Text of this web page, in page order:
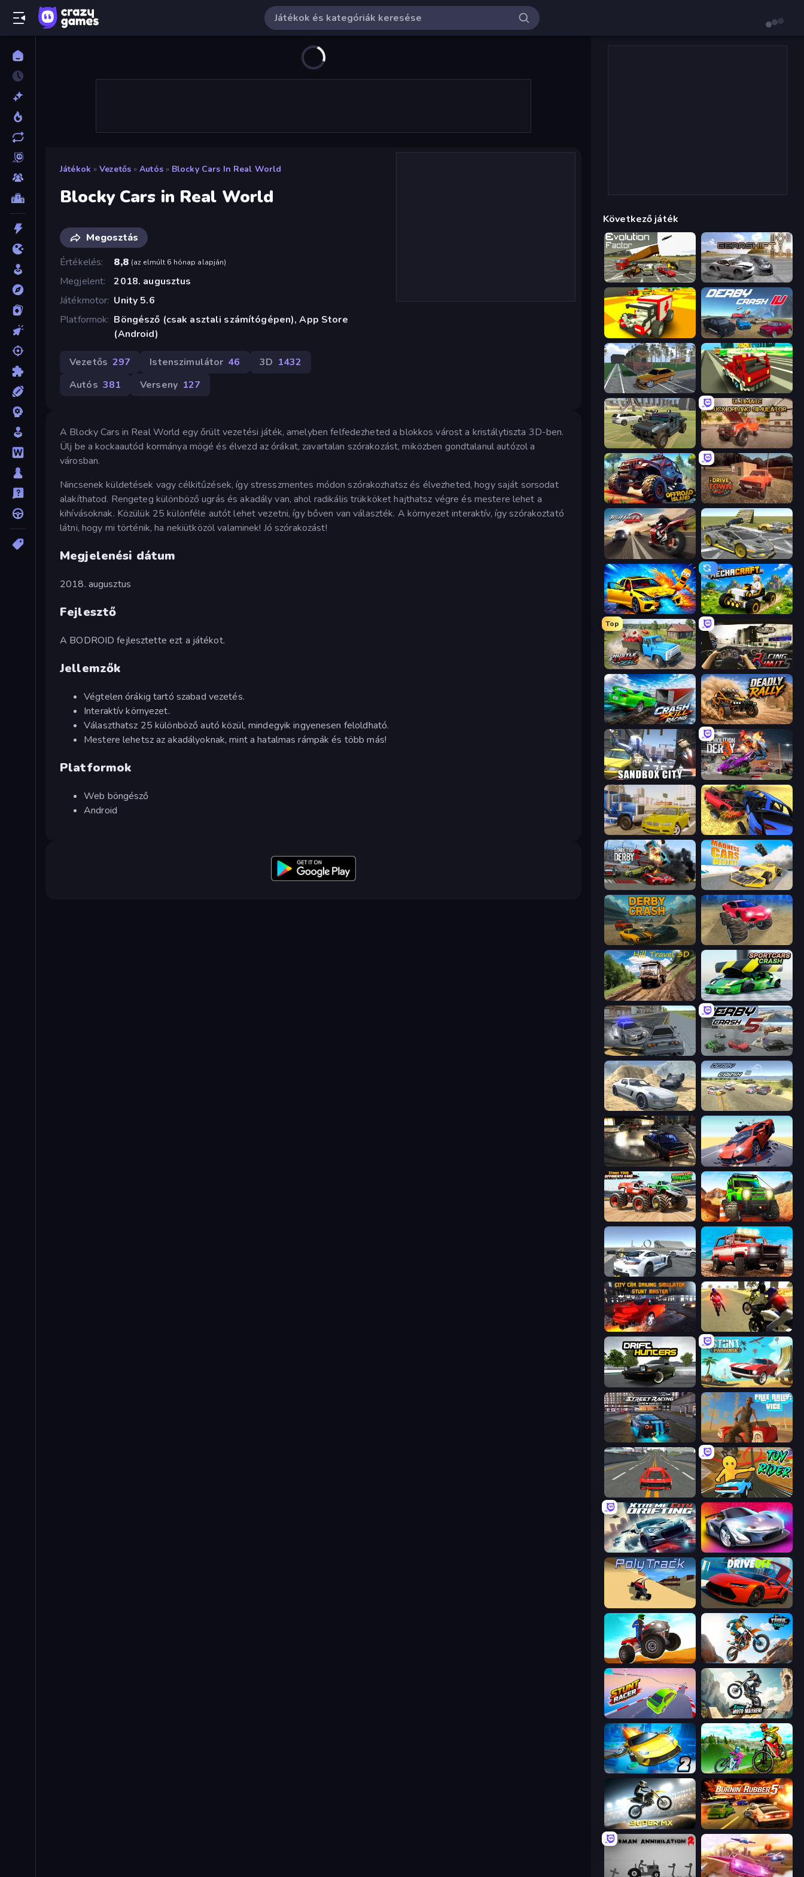
Játékok » Vezetős » Autós » Blocky Cars In Real World
Blocky Cars in Real World
Megosztás
Értékelés
8,8 (az elmúlt 6 hónap alapján)
Megjelent
2018. augusztus
Játékmotor Unity 5.6
Platformok Böngésző (csak asztali számítógépen), App Store
(Android)
Vezetős 297 Istenszimulátor 46 3D 1432
Autós 381 Verseny 127
A Blocky Cars in Real World egy őrült vezetési játék, amelyben felfedezheted a blokkos várost a kristálytiszta 3D-ben.
Ülj be a kockaautód kormánya mögé és élvezd az órákat, zavartalan szórakozást, miközben gondtalanul autózol a
városban.
Nincsenek küldetések vagy célkitűzések, így stresszmentes módon szórakozhatsz és élvezheted, hogy saját sorsodat
alakíthatod. Rengeteg különböző ugrás és akadály van, ahol radikális trükköket hajthatsz végre és mestere lehet a
kihívásoknak. Közülük 25 különféle autót lehet vezetni, így bőven van választék. A környezet interaktív, így szórakoztató
látni, hogy mi történik, ha nekiütközöl valaminek! Jó szórakozást!
Megjelenési dátum
2018. augusztus
Fejlesztő
A BODROID fejlesztette ezt a játékot.
Jellemzők
Végtelen órákig tartó szabad vezetés.
Interaktív környezet.
Választhatsz 25 különböző autó közül, mindegyik ingyenesen feloldható.
Mestere lehetsz az akadályoknak, mint a hatalmas rámpák és több más!
Platformok
Web böngésző
Android
Következő játék
Evolution Factor Gearshift One
Derby Crash 4
Obby: Car Crash Sandbox Blocky Traffic Racing
4x4 Offroader Ultimate Truck Driving Simulator 2020
Offroad Island DriveTown
Traffic Rider Wrong Way
BMG: Ragdoll Playground Mechacraft.io
Top
Hustle & Drift in ZIL Racing Limits
Crash Skill Racing Deadly Rally
Sandbox City Demolition Derby 3
Crazy Car Stunts Car Crash Simulator Royale
Demolition Derby 2 Madness Cars Destroy
Derby Crash
Hill Travel 3D Sportcars Crash
RCC City Racing Derby Crash 5
Derby Crash 2 Derby Crash 3
City Classic Car Driving: 131 Hyper Cars Ramp Crash
Monster Truck Demolition Derby Offroad Life 3D
Offroad Masters Challenge
3D Moto Simulator 2
Drift Hunters Stunt Paradise
Free Rally: Vice
Modern Car Racing 2 Toy Rider
Xtreme City Drifting Grand Cyber City
DriveOff
ATV Ultimate Offroad Trial Mania
Stunt Racer Xtreme Moto Mayhem
Ultimate Flying Car 2 MX Offroad Master
Super MX - Last Season Burnin' Rubber 5 XS